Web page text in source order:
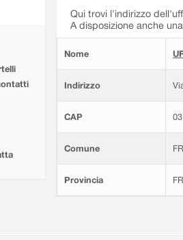
Qui trovi l'indirizzo
A disposizione anche
Nome
Indirizzo
CAP
Comune
Provincia FR